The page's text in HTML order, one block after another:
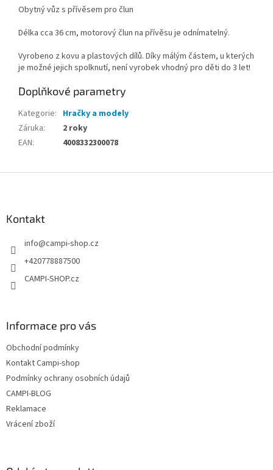
Obytný vůz s přívěsem pro člun
Délka cca 36 cm, motorový člun na přívěsu je odnímatelný.
Vyrobeno z kovu a plastových dílů. Díky málým částem, u kterých
je možné jejich spolknutí, není vyrobek vhodný pro děti do 3 let!
Doplňkové parametry
Kategorie: Hračky a modely
Záruka:
2 roky
EAN: 4008332300078
Kontakt
info@campi-shop.cz
+420778887500
CAMPI-SHOP.cz
Informace pro vás
Obchodní podmínky
Kontakt Campi-shop
Podmínky ochrany osobních údajů
CAMPI-BLOG
Reklamace
Vrácení zboží